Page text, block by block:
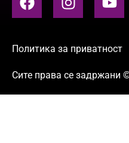
Политика за приватност
Сите права се задржани